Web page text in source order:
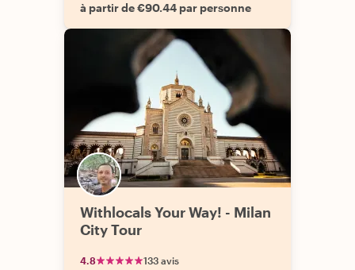
à partir de €90.44 par personne
Withlocals Your Way! - Milan
City Tour
4.8 133 avis